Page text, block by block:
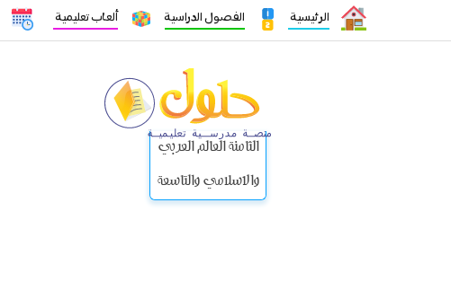
الرئيسية الفصول الدراسية ألعاب تعليمية
الثامنة العالم العربي
والاسلامي والتاسعة